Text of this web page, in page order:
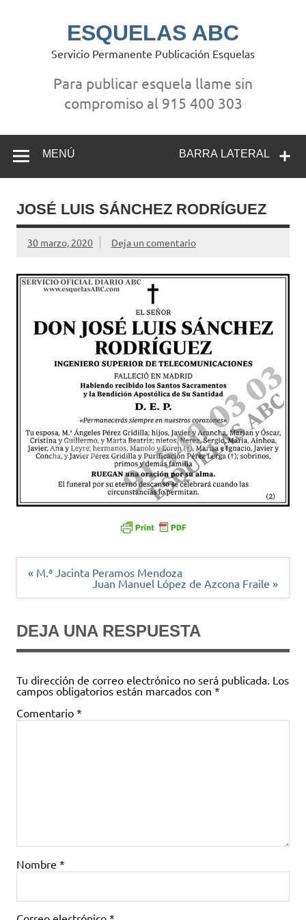
ESQUELAS ABC
Servicio Permanente Publicación Esquelas
Para publicar esquela llame sin
compromiso al 915 400 303
BARRA LATERAL
MENÚ
JOSÉ LUIS SÁNCHEZ RODRÍGUEZ
30 marzo, 2020 Deja un comentario
Navegación
« M.ª Jacinta Peramos Mendoza
Juan Manuel López de Azcona Fraile »
DEJA UNA RESPUESTA
Tu dirección de correo electrónico no será publicada. Los
campos obligatorios están marcados con *
Comentario *
Nombre *